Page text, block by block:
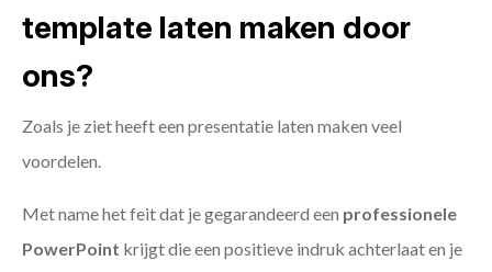
template laten maken door
ons?
Zoals je ziet heeft een presentatie laten maken veel
voordelen.
Met name het feit dat je gegarandeerd een professionele
PowerPoint krijgt die een positieve indruk achterlaat en je